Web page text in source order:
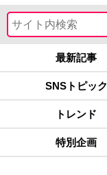
最新記事
SNSトピック
トレンド
特別企画